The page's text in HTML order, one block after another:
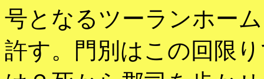
号となるツーランホー
許す。門別はこの回限